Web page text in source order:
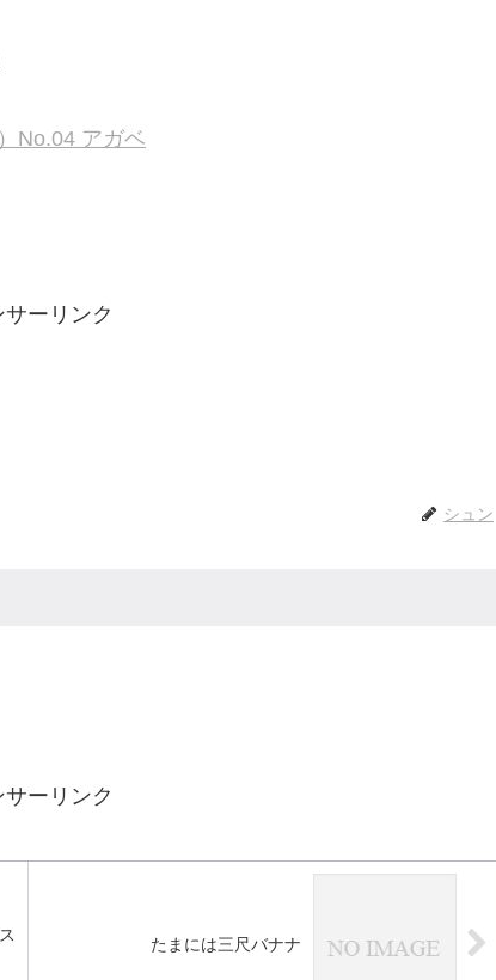
No.04 アガベ
サーリンク
シュン
サーリンク
たまには三尺バナナ